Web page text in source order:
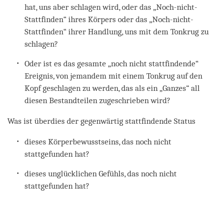
hat, uns aber schlagen wird, oder das „Noch-nicht-
Stattfinden“ ihres Körpers oder das „Noch-nicht-
Stattfinden“ ihrer Handlung, uns mit dem Tonkrug zu
schlagen?
Oder ist es das gesamte „noch nicht stattfindende“
Ereignis, von jemandem mit einem Tonkrug auf den
Kopf geschlagen zu werden, das als ein „Ganzes“ all
diesen Bestandteilen zugeschrieben wird?
Was ist überdies der gegenwärtig stattfindende Status
dieses Körperbewusstseins, das noch nicht
stattgefunden hat?
dieses unglücklichen Gefühls, das noch nicht
stattgefunden hat?